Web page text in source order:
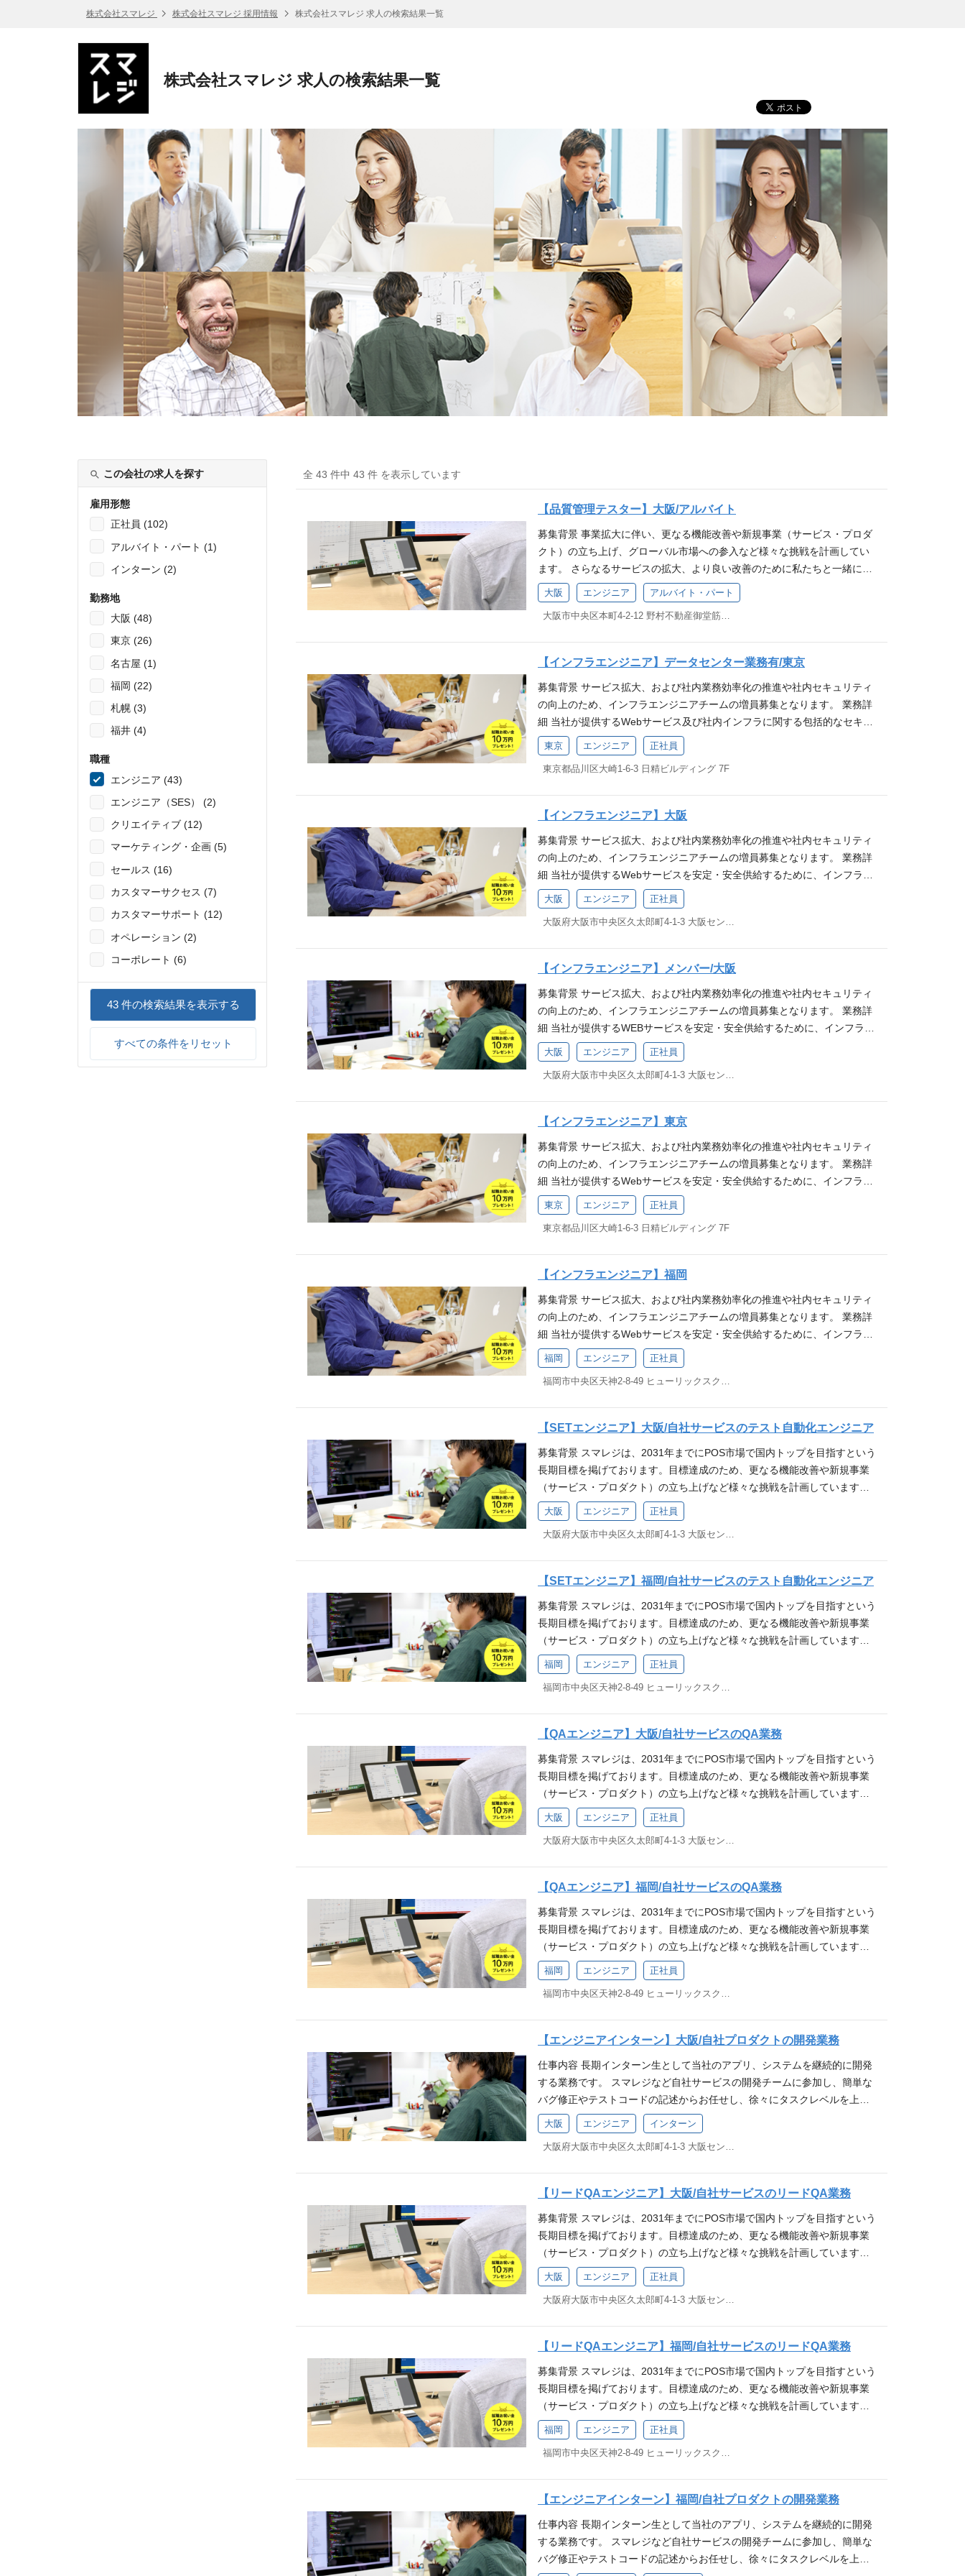
株式会社スマレジ 株式会社スマレジ 採用情報 株式会社スマレジ 求人の検索結果一覧
株式会社スマレジ 求人の検索結果一覧
この会社の求人を探す
雇用形態
正社員 (102)
アルバイト・パート (1)
インターン (2)
勤務地
大阪 (48)
東京 (26)
名古屋 (1)
福岡 (22)
札幌 (3)
福井 (4)
職種
エンジニア (43)
エンジニア（SES） (2)
クリエイティブ (12)
マーケティング・企画 (5)
セールス (16)
カスタマーサクセス (7)
カスタマーサポート (12)
オペレーション (2)
コーポレート (6)
43件の検索結果を表示する
すべての条件をリセット
全 43 件中 43 件 を表示しています
【品質管理テスター】大阪/アルバイト
募集背景 事業拡大に伴い、更なる機能改善や新規事業（サービス・プロダ
クト）の立ち上げ、グローバル市場への参入など様々な挑戦を計画してい
ます。 さらなるサービスの拡大、より良い改善のために私たちと一緒に働
きませんか？ 株式会社スマレジの事業について 業務詳細 スマレジが提供
するサービス全般（iOSアプリ・ウェブアプリ）の品質管理テスト（テスト
仕様書に基づいたテストの実施）を行っていただきます。 ※従事すべき業
【必須条件(MUST)】 iOSデバイスに関する基礎知識 オフィス系ソフト（w
ord/excel等）の操作経験 【歓迎要件(WANT)】 ソフトウェアテスト、又は
ゲームデバッグの経験 何かしらのプログラミング経験 技術スタック ツー
ル Postman, Proxyman, VSCode, Magic Pod バージョン管理 GitLab（マー
ジリクエストベースでレビューを実施） コラボレーションツール Redmin
e, Jira, Confluence, Slack, Zoom, Google Workspace 求める人物像 当社
ミッション「 お店を元気に、街を元気に！ 」へ共感いただける方 当社バ
リュー（行動指針）へ共感いただける方 ┗ 行けるとこまで行く！ ：熱
意を持って挑戦し、自分の限界やゴールを超える ┗ 要件定義ではなく、
要求定義 ：相手の発言の先にある、本質的なニーズや課題に向き合う ┗
「家族に恥じないか」を基準に判断する
大阪 エンジニア アルバイト・パート
【インフラエンジニア】データセンター業務有/東京
募集背景 サービス拡大、および社内業務効率化の推進や社内セキュリティ
の向上のため、インフラエンジニアチームの増員募集となります。 業務詳
細 当社が提供するWebサービス及び社内インフラに関する包括的なセキュ
リティ対策の立案、導入を行う業務です。 ※サービスインフラと社内イン
フラ業務の割合は8:2程度です。 [メイン業務] ◆ スマレジサービスインフ
ラ ・サービスを安定供給するためのインフラ運用、改善計画の策定・実装
CI DSS運用 ・データセンター作業 ・パフォーマンス監視および障害対応
・可能な限り楽して運用できる仕組み、体制作り ・その他サービスの開
発・運用に必要な業務 [都度業務] ◆ 社内インフラ ・社内ヘルプデスク ・
社内利用サービスのアカウント管理 ※従事すべき業務の変更の範囲：会社
の定める業務 ※本人の希望を考慮します 募集要件 【必須条件(MUST)】
下記のインフラの設計・提案・開発・保守・運用における経験が5年以上
もしくは それに相当するご経歴をお持ちの方 クラウドを利用したLinuxベ
ースのWEBシステムの設計、構築経験 各種ミドルウェア(Apache/Nginx/ph
p-fpm/Mysql)の導入、チューニング経験 各種スクリプト(Python、Node.j
s、Go、ShellScript等)を用いた開発経験 【歓迎要件(WANT)】 ネットワー
トカード決済システム運用経験 社内システム部門情報システム部門の実務
経験（1年以上） 50 名規模以上の組織での IT 製品の企画、導入、運用経
験 コンテナ技術(Docker)の経験 ※ECS/Fargate経験者なら尚可 Infrastruct
ure as Codeの経験(Ansible/Terraform) セキュリティ強化対応(WAFや脆弱
防止の仕組みの運用経験 メトリクスの整備やモニタリング環境の運用経験
PHPを用いた開発経験、Gitフローを用いた開発経験 技術スタック 【AW
R ▼データベース・ストレージ Aurora(MySQL) / ElastiCache / S3 ▼アプ
リケーション統合 EventBridge / StepFunctions / SQS / SES ▼分析 Glue /
Athena / Kinesis ▼セキュリティ WAF、KMS 【ミドルウェア】 Nginx、Ap
ache、php-fpm、Postfix、Fail2ban、Fluentbit 【IaC】 Terraform、Ansibl
e 【CI / CD】 GitLab CI/CD 【APM】 Datadog、Sentry、Mackerel、Page
レーションツール】 Redmine、Slack、Google Workspace 得られる経験
当社の主力事業である「スマレジ」はクラウド型のPOSレジシステムで
れていることから、自分たちの仕事の成果や会社の成長を実感できるやり
がいがあります。 また自社サービスのシステムやクラウドシステムにおけ
るインフラ設計・運用の知識・経験が得られます。 求める人物像 当社ミッ
ション「 お店を元気に、街を元気に！ 」へ共感いただける方 当社バリュ
ー（行動指針）へ共感いただける方 ┗ 行けるとこまで行く！ ：熱意を持
：相手の発言の先にある、本質的なニーズや課題に向き合う ┗ 家族に誇れ
る仕事を ：迷ったときは、自身の行動が「家族に誇れるか」「家族に恥じ
ないか」を基準に判断する 自発的に考え、行動できる オンライン、オフラ
イン共にコミュニケーションが円滑にとれる 分からない事をひとりで抱え
込まない 排他的でない 向上心があって新しいことにチャレンジしたい お
間や家族を大事にする
東京 エンジニア 正社員
東京都品川区大崎1-6-3 日精ビルディング 7F
【インフラエンジニア】大阪
募集背景 サービス拡大、および社内業務効率化の推進や社内セキュリティ
の向上のため、インフラエンジニアチームの増員募集となります。 業務詳
細 当社が提供するWebサービスを安定・安全供給するために、インフラ運
用やセキュリティ対策を行う業務です。 ※サービスインフラと社内インフ
ラ業務の割合は8:2程度です [メイン業務] ◆ スマレジサービスインフラ ・
サービスを安定供給するためのインフラ運用、改善計画の策定・実装 ・サ
SS運用 ・パフォーマンス監視および障害対応 ・可能な限り楽して運用で
きる仕組み、体制作り ・その他サービスの開発・運用に必要な業務 [都度
業務] ◆ 社内インフラ ・社内ヘルプデスク ・社内利用サービスのアカウン
ト管理 ※従事すべき業務の変更の範囲：会社の定める業務 ※本人の希望を
考慮します 募集要件 【必須条件(MUST)】 下記のインフラの設計・提案・
開発・保守・運用における経験が5年以上 もしくは それに相当するご経歴
をお持ちの方 クラウドを利用したLinuxベースのWEBシステム構築、運用
経験 各種ミドルウェア(Nginx/php-fpm)の導入、チューニング、運用経験
各種スクリプト(ShellScript、Python、Node.js、Go等)を用いた開発、運用
経験 【歓迎要件(WANT)】 コンテナ技術(Docker)の経験 ※ECS/Fargate経
策定や運用経験 障害検知及び障害時対応や再発防止策の検討・運用経験 メ
トリクスの整備やモニタリング環境の運用経験 ネットワークの設計、構築
運用経験 セキュリティ強化対応(WAFや脆弱性診断対応)などの導入経験 セ
キュリティポリシーの策定経験 50 名規模以上の組織での IT 製品の企画、
発経験 技術スタック 【AWS】 ▼コンピューティング・コンテナ EC2 / La
mbda / ECS(Fargate) / ECR ▼データベース・ストレージ Aurora(MySQL)
SQS / SES ▼分析 Glue / Athena / Kinesis ▼セキュリティ WAF、KMS
【ミドルウェア】 Nginx / Apache、php-fpm、Postfix、Fail2ban、Fluentbi
t 【IaC】 Terraform / Ansible 【CI / CD】 GitLab CI/CD 【APM】 Datadog
/ Sentry / Mackerel / PagerDuty 【ネットワーク機器】 Yamaha系、Furun
o系、Fortinet系 【コラボレーションツール】 Redmine, Slack, Google Wo
POSレジシステムです。 数多くの店舗で導入されており、日常生活で立ち
寄ったお店で利用されていることから、自分たちの仕事の成果や会社の成
ウドシステムにおけるインフラ設計・運用の知識・経験が得られます。 求
める人物像 当社ミッション「お店を元気に、街を元気に！」へ共感いただ
ける方 当社バリュー（行動指針）へ共感いただける方 ┗行けるとこまで行
く！：熱意を持って挑戦し、自分の限界やゴールを超える ┗要件定義では
なく、要求定義：相手の発言の先にある、本質的なニーズや課題に向き合
か」「家族に恥じないか」を基準に判断する 自発的に考え、行動できる オ
ンライン、オフライン共にコミュニケーションが円滑にとれる 分からない
事をひとりで抱え込まない 排他的でない 向上心があって新しいことにチャ
レンジしたい お客様の課題解決を喜べる 変化を楽しみ、対応していける
プライベートの時間や家族を大事にする
大阪 エンジニア 正社員
【インフラエンジニア】メンバー/大阪
募集背景 サービス拡大、および社内業務効率化の推進や社内セキュリティ
の向上のため、インフラエンジニアチームの増員募集となります。 業務詳
細 当社が提供するWEBサービスを安定・安全供給するために、インフラ運
用やセキュリティ対策を行う業務です。 ◆ スマレジサービスインフラ(通
常業務) ・サービスを安定供給するためのインフラ運用、改善計画の策定・
実装 ・サービスを安全供給するためのセキュリティ対策・計画の策定・実
・社内ヘルプデスク ・社内利用サービスのアカウント管理 ※サービスイン
の範囲：会社の定める業務 ※本人の希望を考慮します 募集要件 【必須条
件(MUST)】 ITエンジニアとしてのご経験を有する方 【歓迎要件(WANT)】
・クラウドを利用したLinuxベースのWEBシステム構築、運用経験 ・各種
ミドルウェア(Nginx/php-fpm)の導入、チューニング、運用経験 ・各種スク
リプト(ShellScript、Python、Node.js、Go等)を用いた開発、運用経験 ・In
frastructure as Codeの経験(Ansible/Terraform) ・DevOps経験 ・コンテナ
技術(Docker)の経験 ※ECS/Fargate経験者なら尚可 ・セキュリティ強化対
応(WAFや脆弱性診断対応)などの導入経験 ・50 名規模以上の組織での IT
やIDSなどの導入経験 ・社内システム部門情報システム部門の実務経験（1
年以上） ・ネットワークの設計、構築運用経験 技術スタック 【AWS】 ▼
コンピューティング・コンテナ EC2 / Lambda / ECS(Fargate) / ECR ▼デ
ータベース・ストレージ Aurora(MySQL) / ElastiCache / S3 ▼アプリケー
hp-fpm、Postfix、Fail2ban、Fluentbit 【IaC】 Terraform / Ansible 【CI / C
D】 GitLab CI/CD 【APM】 Datadog / Sentry / Mackerel / PagerDuty 【ネ
ツール】 Redmine, Slack, Google Workspace 得られる経験 当社の主力事
業である「スマレジ」はクラウド型のPOSレジシステムです。 数多くの店
舗で導入されており、日常生活で立ち寄ったお店で利用されていることか
ら、自分たちの仕事の成果や会社の成長を実感できるやりがいがありま
す。 また自社サービスのシステムやクラウドシステムにおけるインフラ設
・明るく前向き、元気、素直、向上心があって新しいことにチャレンジし
たい ・わからないことをひとりで抱え込まない ・コミュニケーションが円
の時間や家族を大事にする
大阪 エンジニア 正社員
【インフラエンジニア】東京
募集背景 サービス拡大、および社内業務効率化の推進や社内セキュリティ
の向上のため、インフラエンジニアチームの増員募集となります。 業務詳
細 当社が提供するWebサービスを安定・安全供給するために、インフラ運
用やセキュリティ対策を行う業務です。 ※サービスインフラと社内インフ
ラ業務の割合は8:2程度です [メイン業務] ◆ スマレジサービスインフラ ・
サービスを安定供給するためのインフラ運用、改善計画の策定・実装 ・サ
SS運用 ・パフォーマンス監視および障害対応 ・可能な限り楽して運用で
きる仕組み、体制作り ・その他サービスの開発・運用に必要な業務 [都度
業務] ◆ 社内インフラ ・社内ヘルプデスク ・社内利用サービスのアカウン
ト管理 ※従事すべき業務の変更の範囲：会社の定める業務 ※本人の希望を
考慮します 募集要件 【必須条件(MUST)】 下記のインフラの設計・提案・
開発・保守・運用における経験が5年以上 もしくは それに相当するご経歴
をお持ちの方 クラウドを利用したLinuxベースのWEBシステム構築、運用
経験 各種ミドルウェア(Nginx/php-fpm)の導入、チューニング、運用経験
各種スクリプト(ShellScript、Python、Node.js、Go等)を用いた開発、運用
経験 【歓迎要件(WANT)】 コンテナ技術(Docker)の経験 ※ECS/Fargate経
策定や運用経験 障害検知及び障害時対応や再発防止策の検討・運用経験 メ
トリクスの整備やモニタリング環境の運用経験 ネットワークの設計、構築
運用経験 セキュリティ強化対応(WAFや脆弱性診断対応)などの導入経験 セ
キュリティポリシーの策定経験 50 名規模以上の組織での IT 製品の企画、
発経験 技術スタック 【AWS】 ▼コンピューティング・コンテナ EC2 / La
mbda / ECS(Fargate) / ECR ▼データベース・ストレージ Aurora(MySQL)
SQS / SES ▼分析 Glue / Athena / Kinesis ▼セキュリティ WAF、KMS
【ミドルウェア】 Nginx / Apache、php-fpm、Postfix、Fail2ban、Fluentbi
t 【IaC】 Terraform / Ansible 【CI / CD】 GitLab CI/CD 【APM】 Datadog
/ Sentry / Mackerel / PagerDuty 【ネットワーク機器】 Yamaha系、Furun
o系、Fortinet系 【コラボレーションツール】 Redmine, Slack, Google Wo
POSレジシステムです。 数多くの店舗で導入されており、日常生活で立ち
寄ったお店で利用されていることから、自分たちの仕事の成果や会社の成
ウドシステムにおけるインフラ設計・運用の知識・経験が得られます。 求
める人物像 当社ミッション「 お店を元気に、街を元気に！ 」へ共感いた
だける方 当社バリュー（行動指針）へ共感いただける方 ┗ 行けるとこま
で行く！ ：熱意を持って挑戦し、自分の限界やゴールを超える ┗ 要件定
義ではなく、要求定義 ：相手の発言の先にある、本質的なニーズや課題に
誇れるか」「家族に恥じないか」を基準に判断する 自発的に考え、行動で
きる オンライン、オフライン共にコミュニケーションが円滑にとれる 分か
らない事をひとりで抱え込まない 排他的でない 向上心があって新しいこと
にチャレンジしたい お客様の課題解決を喜べる 変化を楽しみ、対応してい
ける プライベートの時間や家族を大事にする
東京 エンジニア 正社員
東京都品川区大崎1-6-3 日精ビルディング 7F
【インフラエンジニア】福岡
募集背景 サービス拡大、および社内業務効率化の推進や社内セキュリティ
の向上のため、インフラエンジニアチームの増員募集となります。 業務詳
細 当社が提供するWebサービスを安定・安全供給するために、インフラ運
用やセキュリティ対策を行う業務です。 ※サービスインフラと社内インフ
ラ業務の割合は8:2程度です [メイン業務] ◆ スマレジサービスインフラ ・
サービスを安定供給するためのインフラ運用、改善計画の策定・実装 ・サ
SS運用 ・パフォーマンス監視および障害対応 ・可能な限り楽して運用で
きる仕組み、体制作り ・その他サービスの開発・運用に必要な業務 [都度
業務] ◆ 社内インフラ ・社内ヘルプデスク ・社内利用サービスのアカウン
ト管理 ※従事すべき業務の変更の範囲：会社の定める業務 ※本人の希望を
考慮します 募集要件 【必須条件(MUST)】 下記のインフラの設計・提案・
開発・保守・運用における経験が5年以上もしくはそれに相当するご経歴を
お持ちの方 クラウドを利用したLinuxベースのWEBシステム構築、運用経
験 各種ミドルウェア(Nginx/php-fpm)の導入、チューニング、運用経験 各
種スクリプト(ShellScript、Python、Node.js、Go等)を用いた開発、運用経
験 【歓迎要件(WANT)】 コンテナ技術(Docker)の経験 ※ECS/Fargate経験
定や運用経験 障害検知及び障害時対応や再発防止策の検討・運用経験 メト
リクスの整備やモニタリング環境の運用経験 ネットワークの設計、構築運
用経験 セキュリティ強化対応(WAFや脆弱性診断対応)などの導入経験 セキ
ュリティポリシーの策定経験 50 名規模以上の組織での IT 製品の企画、導
経験 技術スタック 【AWS】 ▼コンピューティング・コンテナ EC2 / Lamb
da / ECS(Fargate) / ECR ▼データベース・ストレージ Aurora(MySQL) / El
S / SES ▼分析 Glue / Athena / Kinesis ▼セキュリティ WAF、KMS 【ミド
ルウェア】 Nginx / Apache、php-fpm、Postfix、Fail2ban、Fluentbit 【Ia
C】 Terraform / Ansible 【CI / CD】 GitLab CI/CD 【APM】 Datadog / Sen
try / Mackerel / PagerDuty 【ネットワーク機器】 Yamaha系、Furuno系、
Fortinet系 【コラボレーションツール】 Redmine, Slack, Google Workspa
レジシステムです。 数多くの店舗で導入されており、日常生活で立ち寄っ
たお店で利用されていることから、自分たちの仕事の成果や会社の成長を
システムにおけるインフラ設計・運用の知識・経験が得られます。 求める
人物像 当社ミッション「 お店を元気に、街を元気に！ 」へ共感いただけ
る方 当社バリュー（行動指針）へ共感いただける方 ┗ 行けるとこまで行
く！ ：熱意を持って挑戦し、自分の限界やゴールを超える ┗ 要件定義で
はなく、要求定義 ：相手の発言の先にある、本質的なニーズや課題に向き
るか」「家族に恥じないか」を基準に判断する 自発的に考え、行動できる
オンライン、オフライン共にコミュニケーションが円滑にとれる 分からな
い事をひとりで抱え込まない 排他的でない 向上心があって新しいことにチ
ャレンジしたい お客様の課題解決を喜べる 変化を楽しみ、対応していける
プライベートの時間や家族を大事にする
福岡 エンジニア 正社員
【SETエンジニア】大阪/自社サービスのテスト自動化エンジニア
募集背景 スマレジは、2031年までにPOS市場で国内トップを目指すという
長期目標を掲げております。目標達成のため、更なる機能改善や新規事業
（サービス・プロダクト）の立ち上げなど様々な挑戦を計画しています。
サービスの拡大、より良い改善のために私たちと一緒に働きませんか？ 業
務詳細 スマレジが提供する各WEBサービスに関するテスト自動化業務を担
当していただきます。 スマレジの事業について テスト自動化の環境設計・
会社の定める業務 ※本人の希望を考慮します 募集要件 【必須条件(MUS
T)】 JSTQB認定テスト技術者資格（FL）保有者、又は相当のテスト基礎
知識 Appium/Selenium等のフレームワークを活用したテスト自動化の業務
経験（もしくは、テスト自動化フレームワークの基礎知識） 【歓迎要件(W
ANT)】 Webシステム、モバイルアプリケーションの開発経験 チームのマ
ネジメント経験 技術スタック 【ツール】 Postman, VSCode, Magic Pod
【バージョン管理】 GitLab（マージリクエストベースでレビューを実施）
【コラボレーションツール】 Redmine, Slack, Google Workspace 【言
語】 PHP, JavaScript, TypeScript 【フレームワーク】 Selenium, Appium,
Cypress, Puppeteer, TestCafe 【CI/CD環境】 GitLab CI 得られる経験 当社
多くの店舗で導入されており、日常生活で立ち寄ったお店で利用されてい
ることから、自分たちの仕事の成果や会社の成長を実感できるやりがいが
あります。 求める人物像 当社ミッション「お店を元気に、街を元気
に！」へ共感いただける方 当社バリュー（行動指針）へ共感いただける方
なニーズや課題に向き合う ┗家族に誇れる仕事を：迷ったときは、自身
の行動が「家族に誇れるか」「家族に恥じないか」を基準に判断する
大阪 エンジニア 正社員
【SETエンジニア】福岡/自社サービスのテスト自動化エンジニア
募集背景 スマレジは、2031年までにPOS市場で国内トップを目指すという
長期目標を掲げております。目標達成のため、更なる機能改善や新規事業
（サービス・プロダクト）の立ち上げなど様々な挑戦を計画しています。
サービスの拡大、より良い改善のために私たちと一緒に働きませんか？？
業務詳細 スマレジが提供する各WEBサービスに関するテスト自動化業務を
担当していただきます。 スマレジの事業について テスト自動化の環境設
囲：会社の定める業務 ※本人の希望を考慮します 募集要件 【必須条件(M
UST)】 JSTQB認定テスト技術者資格（FL）保有者、又は相当のテスト基
礎知識 Appium/Selenium等のフレームワークを活用したテスト自動化の業
務経験（もしくは、テスト自動化フレームワークの基礎知識） 【歓迎要件
(WANT)】 Webシステム、モバイルアプリケーションの開発経験 チームの
マネジメント経験 技術スタック 【ツール】 Postman, VSCode, Magic Pod
【バージョン管理】 GitLab（マージリクエストベースでレビューを実施）
【コラボレーションツール】 Redmine, Slack, Google Workspace 【言
語】 PHP, JavaScript, TypeScript 【フレームワーク】 Selenium, Appium,
Cypress, Puppeteer, TestCafe 【CI/CD環境】 GitLab CI 得られる経験 当社
多くの店舗で導入されており、日常生活で立ち寄ったお店で利用されてい
ることから、自分たちの仕事の成果や会社の成長を実感できるやりがいが
あります。 求める人物像 当社ミッション「 お店を元気に、街を元気に！
」へ共感いただける方 当社バリュー（行動指針）へ共感いただける方 ┗
ニーズや課題に向き合う ┗ 家族に誇れる仕事を ：迷ったときは、自身
の行動が「家族に誇れるか」「家族に恥じないか」を基準に判断する
福岡 エンジニア 正社員
【QAエンジニア】大阪/自社サービスのQA業務
募集背景 スマレジは、2031年までにPOS市場で国内トップを目指すという
長期目標を掲げております。目標達成のため、更なる機能改善や新規事業
（サービス・プロダクト）の立ち上げなど様々な挑戦を計画しています。
サービスの拡大、より良い改善のために私たちと一緒に働きませんか？ 株
式会社スマレジの事業について 業務詳細 スマレジが提供する各WEBサー
ビスに関する品質管理、及び品質向上に向けたテスト業務全般（各プロダ
等）を担当していただきます。リリース後のバグ分析やテストプロセス改
善、関連部署との連携等も行います。 ・テスト設計・実装・実行 ・不具合
報告・管理・分析 ・リリース後確認・モニタリング ※従事すべき業務の変
更の範囲：会社の定める業務 ※本人の希望を考慮します 募集要件 【必須
条件(MUST)】 JSTQB認定テスト技術者資格（FL）保有者、又は相当のテ
スト基礎知識 ソフトウェアテスト、品質管理業務経験者 ※経験年数は問い
ません 【歓迎要件(WANT)】 テスト計画書、設計書、仕様書の作成経験 W
ebAPIのテスト経験 組み込み機器連携のテスト経験 リードQAの経験 Web
システム、モバイルアプリケーションの開発経験 何かしらのプログラミン
グ経験 技術スタック 【ツール】 Postman, VSCode, Magic Pod 【バージ
レーションツール】 Redmine, Slack, Google Workspace 得られる経験 当
社の主力事業である「スマレジ」はクラウド型のPOSレジシステムです。
数多くの店舗で導入されており、日常生活で立ち寄ったお店で利用されて
いることから、自分たちの仕事の成果や会社の成長を実感できるやりがい
の機能提案も積極的に行なっており、ユーザーの課題を適切に捉える力が
身に付きます。 また、スマレジのQAエンジニアはテストをするだけでな
テストプロセスの改善に興味がある方は大歓迎です！急成長中の会社です
ので、新しいことにもチャレンジできます！ 求める人物像 当社ミッション
「お店を元気に、街を元気に！」 へ共感いただける方 当社バリュー（行動
指針）へ共感いただける ┗ 行けるとこまで行く！ ：熱意を持って挑戦
し、自分の限界やゴールを超える ┗ 要件定義ではなく、要求定義 ：相手
を ：迷ったときは、自身の行動が「家族に誇れるか」「家族に恥じない
か」を基準に判断する 明るく前向き、素直 向上心があって新しいことにチ
排他的でない わからないことをひとりで抱え込まない コミュニケーション
が円滑にとれる プライベートの時間や家族を大事にする 自発的に考え、行
動できる
大阪 エンジニア 正社員
【QAエンジニア】福岡/自社サービスのQA業務
募集背景 スマレジは、2031年までにPOS市場で国内トップを目指すという
長期目標を掲げております。目標達成のため、更なる機能改善や新規事業
（サービス・プロダクト）の立ち上げなど様々な挑戦を計画しています。
サービスの拡大、より良い改善のために私たちと一緒に働きませんか？ 株
式会社スマレジの事業について 業務詳細 スマレジが提供する各WEBサー
ビスに関する品質管理、及び品質向上に向けたテスト業務全般（各プロダ
等）を担当していただきます。リリース後のバグ分析やテストプロセス改
善、関連部署との連携等も行います。 ・テスト設計・実装・実行 ・不具合
報告・管理・分析 ・リリース後確認・モニタリング ※従事すべき業務の変
更の範囲：会社の定める業務 ※本人の希望を考慮します 募集要件 【必須
条件(MUST)】 JSTQB認定テスト技術者資格（FL）保有者、又は相当のテ
スト基礎知識 ソフトウェアテスト、品質管理業務経験者 ※経験年数は問い
ません 【歓迎要件(WANT)】 テスト計画書、設計書、仕様書の作成経験 W
ebAPIのテスト経験 組み込み機器連携のテスト経験 リードQAの経験 Web
システム、モバイルアプリケーションの開発経験 何かしらのプログラミン
グ経験 技術スタック 【ツール】 Postman, VSCode, Magic Pod 【バージ
レーションツール】 Redmine, Slack, Google Workspace 得られる経験 当
社の主力事業である「スマレジ」はクラウド型のPOSレジシステムです。
数多くの店舗で導入されており、日常生活で立ち寄ったお店で利用されて
いることから、自分たちの仕事の成果や会社の成長を実感できるやりがい
の機能提案も積極的に行なっており、ユーザーの課題を適切に捉える力が
身に付きます。 また、スマレジのQAエンジニアはテストをするだけでな
テストプロセスの改善に興味がある方は大歓迎です！急成長中の会社です
ので、新しいことにもチャレンジできます！ 求める人物像 当社ミッショ
ン 「お店を元気に、街を元気に！」 へ共感いただける方 当社バリュー
（行動指針）へ共感いただける方 ┗ 行けるとこまで行く ！：熱意を持
って挑戦し、自分の限界やゴールを超える ┗ 要件定義ではなく、要求定
に誇れる仕事を ：迷ったときは、自身の行動が「家族に誇れるか」「家族
に恥じないか」を基準に判断する 明るく前向き、素直 向上心があって新し
していける 排他的でない わからないことをひとりで抱え込まない コミュ
ニケーションが円滑にとれる プライベートの時間や家族を大事にする 自発
的に考え、行動できる
福岡 エンジニア 正社員
【エンジニアインターン】大阪/自社プロダクトの開発業務
仕事内容 長期インターン生として当社のアプリ、システムを継続的に開発
する業務です。 スマレジなど自社サービスの開発チームに参加し、簡単な
バグ修正やテストコードの記述からお任せし、徐々にタスクレベルを上げ
ていきます。 社内には60名程度のエンジニアが在籍しており、チームごと
にサービス改善点を話し合い、実装しています。 多くの企業に使われてい
る自社サービスがどのように開発されているのか、授業では学べないビジ
を手段として捉えられるエンジニア」の方を歓迎しています。 ※従事すべ
き業務の変更の範囲：会社の定める業務 ※本人の希望を考慮します 募集要
件 PHP、C、C#、PythonなどWeb系言語を学んでいる方 趣味、独学で何
かしらのシステム開発経験がある方 ※来年3月卒業予定の学生の方は応募
をご遠慮いただいております。 技術スタック 【開発言語】 PHP, JavaScri
pt,TypeScript 【フレームワーク】 Laravel, CakePHP, Vue.js, React, jQuer
y 【ツール】 VSCode, PhpStorm, Docker 【CI/CD環境】 GitLab CI 【イン
フラ】 AWS（EC2, ECS, Aurora, S3, DynamoDB, ElastiCache, Lambda, S
QS, SNS, StepFunction, Elastic BeanStalk等） 【バージョン管理】 GitLab
（マージリクエストベースでレビューを実施） 【コラボレーションツー
【開発体制】 弊社は一人一人のメンバーが主体的・自発的な開発が行える
よう プロダクトやその機能群ごとに少人数（3～5名程度）のチームで開発
をしています。 【開発スタイル】 2週間～1ヶ月（チームにより異なる）
に1回のサイクルでリリースを行っています。 完成したソースコードはす
舗で導入されており、日常生活で立ち寄ったお店で利用されていることか
ら、自分たちの仕事の成果や会社の成長を実感できるやりがいがありま
の感謝の声や要望を直接開発に反映できるほか、 エンジニアからの機能提
案も積極的に行なっており、ユーザーの課題を適切に捉える力が身に付き
ます。 また、スマレジでは上流工程のみを行うようなことはなく、全エン
大阪 エンジニア インターン
【リードQAエンジニア】大阪/自社サービスのリードQA業務
募集背景 スマレジは、2031年までにPOS市場で国内トップを目指すという
長期目標を掲げております。目標達成のため、更なる機能改善や新規事業
（サービス・プロダクト）の立ち上げなど様々な挑戦を計画しています。
サービスの拡大、より良い改善のために私たちと一緒に働きませんか？ 株
式会社スマレジの事業について 業務詳細 スマレジが提供する各WEBサー
ビスに関する品質管理、及び品質向上をご担当いただきます。 ▼テスト業
けたテスト業務全般（各プロダクトのテスト設計や実行、テスト仕様書の
作成やメンテナンス、進捗管理等）を担当していただきます。 リリース後
のバグ分析やテストプロセス改善、関連部署との連携等も行います。 テス
ト設計・実装・実行 不具合報告・管理・分析 リリース後確認・モニタリン
グ ▼リーダー業務 やがては、スマレジが提供する各種サービスの品質管
理、及び品質向上に向けてテストスケジュールの立案、そのコントロール
を担当いただきます。 また、各種サービスの品質向上、テストプロセス改
善等を目的とした各種タスクの管理も行います。 テスト計画 テスト業務、
および各種タスクに対するメンバーアサイン調整 ※従事すべき業務の変更
の範囲：会社の定める業務 ※本人の希望を考慮します 募集要件 【必須条
ト基礎知識 ソフトウェアテスト、品質管理業務経験者 QAチーム立ち上げ
の経験（またはマネジメント経験） 【歓迎要件(WANT)】 テスト計画書、
設計書、仕様書の作成経験 WebAPIのテスト経験 組み込み機器連携のテス
大阪 エンジニア 正社員
【リードQAエンジニア】福岡/自社サービスのリードQA業務
募集背景 スマレジは、2031年までにPOS市場で国内トップを目指すという
長期目標を掲げております。目標達成のため、更なる機能改善や新規事業
（サービス・プロダクト）の立ち上げなど様々な挑戦を計画しています。
サービスの拡大、より良い改善のために私たちと一緒に働きませんか？ 株
式会社スマレジの事業について 業務詳細 スマレジが提供する各WEBサー
ビスに関する品質管理、及び品質向上をご担当いただきます。 ▼テスト業
けたテスト業務全般（各プロダクトのテスト設計や実行、テスト仕様書の
作成やメンテナンス、進捗管理等）を担当していただきます。 リリース後
のバグ分析やテストプロセス改善、関連部署との連携等も行います。 テス
ト設計・実装・実行 不具合報告・管理・分析 リリース後確認・モニタリン
グ ▼リーダー業務 やがては、スマレジが提供する各種サービスの品質管
福岡 エンジニア 正社員
【エンジニアインターン】福岡/自社プロダクトの開発業務
仕事内容 長期インターン生として当社のアプリ、システムを継続的に開発
する業務です。 スマレジなど自社サービスの開発チームに参加し、簡単な
バグ修正やテストコードの記述からお任せし、徐々にタスクレベルを上げ